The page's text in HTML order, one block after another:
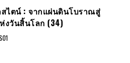
สไตน์​ : จากแผ่นดินโบราณสู่
วันสิ้นโลก​ (34)